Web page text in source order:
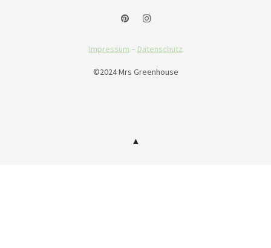
Impressum – Datenschutz
©2024 Mrs Greenhouse